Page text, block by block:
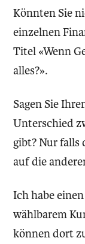
Könnten Sie
einzelnen
Titel «Wenn
alles?».
Sagen Sie
Unterschied
gibt? Nur falls
auf die
Ich habe
wählbarem
können dort